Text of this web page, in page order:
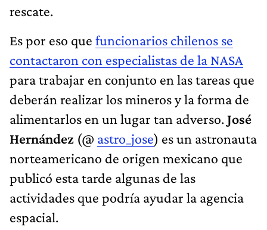
rescate.
Es por eso que funcionarios chilenos se
contactaron con especialistas de la NASA
para trabajar en conjunto en las tareas que
deberán realizar los mineros y la forma de
alimentarlos en un lugar tan adverso.José
Hernández (@ astro_jose) es un astronauta
norteamericano de origen mexicano que
publicó esta tarde algunas de las
actividades que podría ayudar la agencia
espacial.